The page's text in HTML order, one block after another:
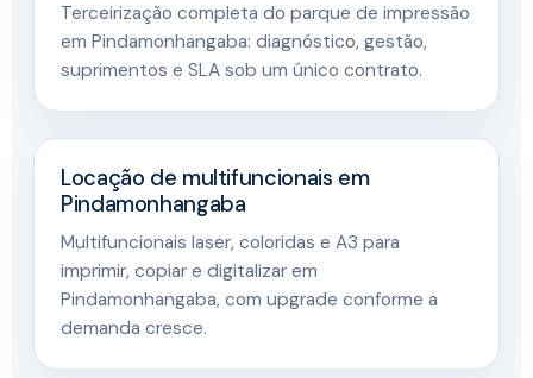
Terceirização completa do parque de impressão
em Pindamonhangaba: diagnóstico, gestão,
suprimentos e SLA sob um único contrato.
Locação de multifuncionais em
Pindamonhangaba
Multifuncionais laser, coloridas e A3 para
imprimir, copiar e digitalizar em
Pindamonhangaba, com upgrade conforme a
demanda cresce.